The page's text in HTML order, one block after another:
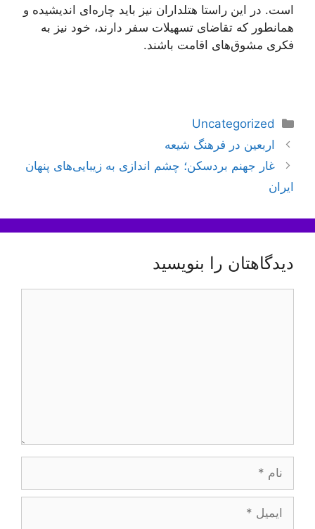
است. در این راستا هتلداران نیز باید چاره‌ای اندیشیده و
همانطور که تقاضای تسهیلات سفر دارند، خود نیز به
فکری مشوق‌های اقامت باشند.
دسته‌ها
Uncategorized
ناوبری
نوشته‌ها
اربعین در فرهنگ شیعه
غار جهنم بردسکن؛ چشم اندازی به زیبایی‌های پنهان
ایران
دیدگاهتان را بنویسید
ایمیل